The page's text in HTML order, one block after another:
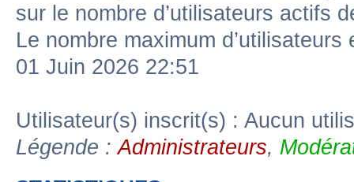
sur le nombre d’utilisateurs actifs
Le nombre maximum
01 Juin 2026 22:51
Utilisateur(s) inscrit(s) : Aucun
Légende :Administrateurs,